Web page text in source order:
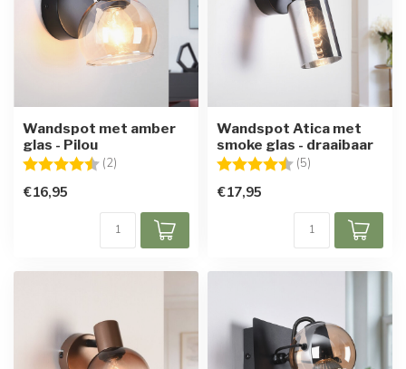
Wandspot met amber
glas - Pilou
Beoordeling: (2)
€16,95
Wandspot Atica met
smoke glas - draaibaar
Beoordeling: (5)
€17,95